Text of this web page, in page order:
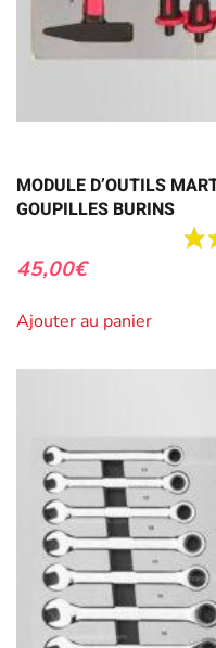
MODULE D’OUTILS
GOUPILLES BURINS
45,00€
Ajouter au panier